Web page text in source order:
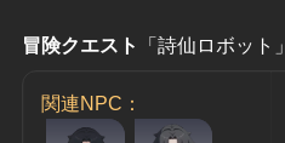
冒険クエスト 「詩仙ロボット」
関連NPC：